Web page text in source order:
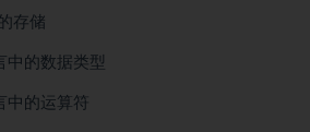
存储
中的数据类型
中的运算符